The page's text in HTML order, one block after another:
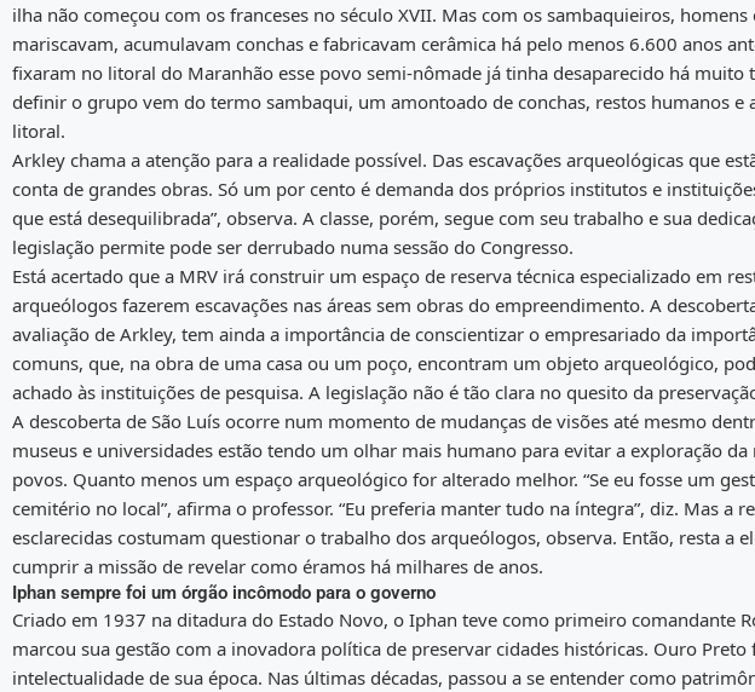
ilha não começou com os franceses no século XVII. Mas com os sambaquieiros,
mariscavam, acumulavam conchas e fabricavam cerâmica há pelo menos 6.600 anos
fixaram no litoral do Maranhão esse povo semi-nômade já tinha desaparecido há
definir o grupo vem do termo sambaqui, um amontoado de conchas, restos humanos
litoral.
Arkley chama a atenção para a realidade possível. Das escavações arqueológicas que
conta de grandes obras. Só um por cento é demanda dos próprios institutos e
que está desequilibrada”, observa. A classe, porém, segue com seu trabalho e sua
legislação permite pode ser derrubado numa sessão do Congresso.
Está acertado que a MRV irá construir um espaço de reserva técnica especializado em
arqueólogos fazerem escavações nas áreas sem obras do empreendimento. A
avaliação de Arkley, tem ainda a importância de conscientizar o empresariado da
comuns, que, na obra de uma casa ou um poço, encontram um objeto arqueológico,
achado às instituições de pesquisa. A legislação não é tão clara no quesito da
A descoberta de São Luís ocorre num momento de mudanças de visões até mesmo
museus e universidades estão tendo um olhar mais humano para evitar a exploração
povos. Quanto menos um espaço arqueológico for alterado melhor. “Se eu fosse um
cemitério no local”, afirma o professor. “Eu preferia manter tudo na íntegra”, diz. Mas a
esclarecidas costumam questionar o trabalho dos arqueólogos, observa. Então, resta a
cumprir a missão de revelar como éramos há milhares de anos.
Iphan sempre foi um órgão incômodo para o governo
Criado em 1937 na ditadura do Estado Novo, o Iphan teve como primeiro comandante
marcou sua gestão com a inovadora política de preservar cidades históricas. Ouro
intelectualidade de sua época. Nas últimas décadas, passou a se entender como